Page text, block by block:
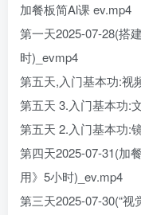
加餐板简Al课 ev.mp4
第一天2025-07-28(搭
时)_evmp4
第五天,入门基本功:视
第五天 3.入门基本功:
第五天 2.入门基本功:
第四天2025-07-31(加
用》5小时)_ev.mp4
第三天2025-07-30(“视